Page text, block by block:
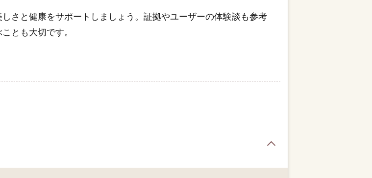
さと健康をサポートしましょう。証拠やユーザーの体験談も参考
とも大切です。